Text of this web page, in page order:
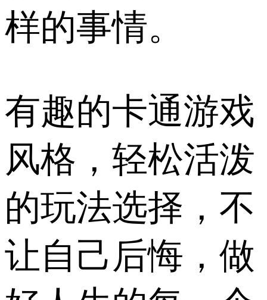
样的事情。
有趣的卡通游戏
风格，轻松活泼
的玩法选择，不
让自己后悔，做